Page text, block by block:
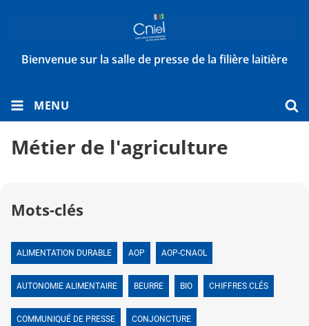
Bienvenue sur la salle de presse de la filière laitière
MENU
Métier de l'agriculture
Mots-clés
ALIMENTATION DURABLE AOP AOP-CNAOL
AUTONOMIE ALIMENTAIRE BEURRE BIO CHIFFRES CLÉS
COMMUNIQUÉ DE PRESSE CONJONCTURE